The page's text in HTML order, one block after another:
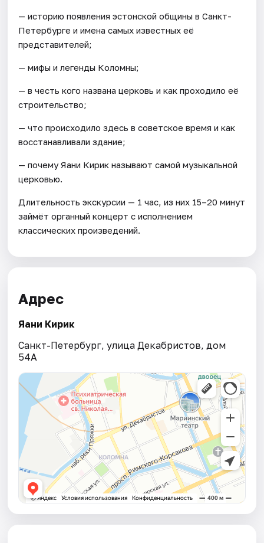
— историю появления эстонской общины в Санкт-
Петербурге и имена самых известных её
представителей;
— мифы и легенды Коломны;
— в честь кого названа церковь и как проходило её
строительство;
— что происходило здесь в советское время и как
восстанавливали здание;
— почему Яани Кирик называют самой музыкальной
церковью.
Длительность экскурсии — 1 час, из них 15–20 минут
займёт органный концерт с исполнением
классических произведений.
Адрес
Яани Кирик
Санкт-Петербург, улица Декабристов, дом
54А